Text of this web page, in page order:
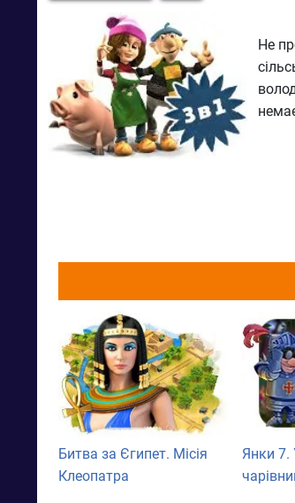
Не
Битва за Єгипет. Місія
Клеопатра
Янки 7.